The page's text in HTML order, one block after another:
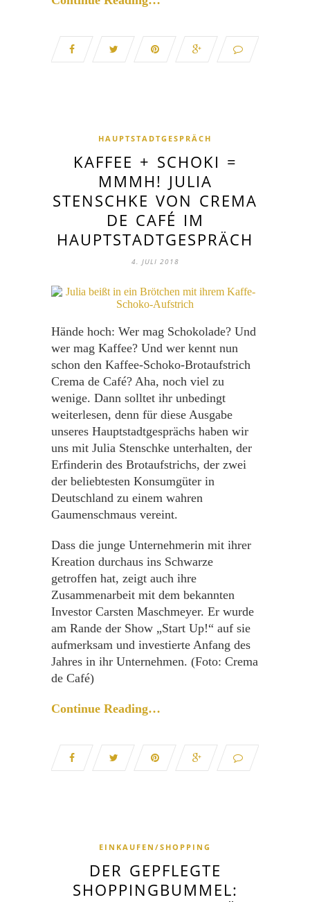
HAUPTSTADTGESPRÄCH
KAFFEE + SCHOKI =
MMMH! JULIA
STENSCHKE VON CREMA
DE CAFÉ IM
HAUPTSTADTGESPRÄCH
4. JULI 2018
Hände hoch: Wer mag Schokolade? Und
wer mag Kaffee? Und wer kennt nun
schon den Kaffee-Schoko-Brotaufstrich
Crema de Café? Aha, noch viel zu
wenige. Dann solltet ihr unbedingt
weiterlesen, denn für diese Ausgabe
unseres Hauptstadtgesprächs haben wir
uns mit Julia Stenschke unterhalten, der
Erfinderin des Brotaufstrichs, der zwei
der beliebtesten Konsumgüter in
Deutschland zu einem wahren
Gaumenschmaus vereint.
Dass die junge Unternehmerin mit ihrer
Kreation durchaus ins Schwarze
getroffen hat, zeigt auch ihre
Zusammenarbeit mit dem bekannten
Investor Carsten Maschmeyer. Er wurde
am Rande der Show „Start Up!“ auf sie
aufmerksam und investierte Anfang des
Jahres in ihr Unternehmen. (Foto: Crema
de Café)
Continue Reading…
EINKAUFEN/SHOPPING
DER GEPFLEGTE
SHOPPINGBUMMEL: